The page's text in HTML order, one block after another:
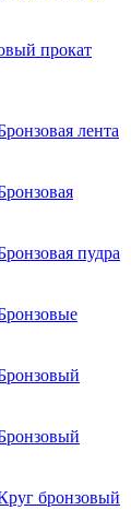
прокат
лента
пудра
бронзовый